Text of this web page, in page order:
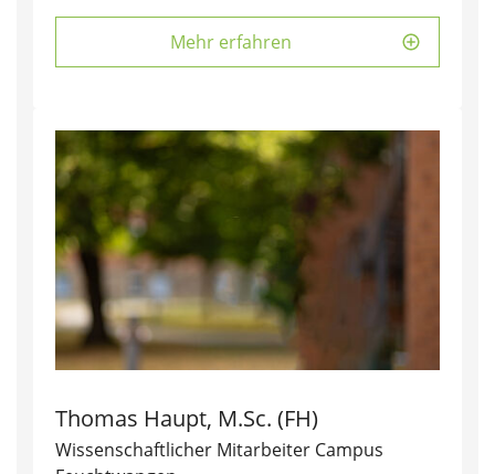
Mehr erfahren
Thomas Haupt, M.Sc. (FH)
Wissenschaftlicher Mitarbeiter Campus